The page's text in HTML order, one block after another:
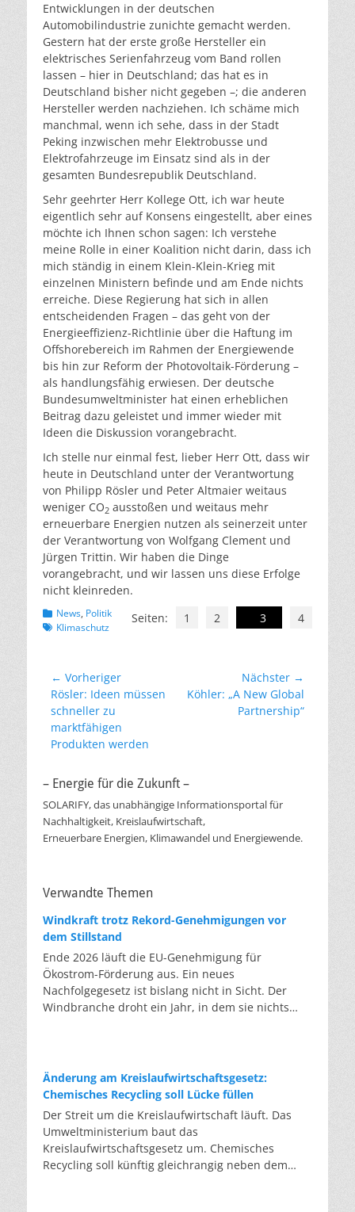
Entwicklungen in der deutschen
Automobilindustrie zunichte gemacht werden.
Gestern hat der erste große Hersteller ein
elektrisches Serienfahrzeug vom Band rollen
lassen – hier in Deutschland; das hat es in
Deutschland bisher nicht gegeben –; die anderen
Hersteller werden nachziehen. Ich schäme mich
manchmal, wenn ich sehe, dass in der Stadt
Peking inzwischen mehr Elektrobusse und
Elektrofahrzeuge im Einsatz sind als in der
gesamten Bundesrepublik Deutschland.
Sehr geehrter Herr Kollege Ott, ich war heute
eigentlich sehr auf Konsens eingestellt, aber eines
möchte ich Ihnen schon sagen: Ich verstehe
meine Rolle in einer Koalition nicht darin, dass ich
mich ständig in einem Klein-Klein-Krieg mit
einzelnen Ministern befinde und am Ende nichts
erreiche. Diese Regierung hat sich in allen
entscheidenden Fragen – das geht von der
Energieeffizienz-Richtlinie über die Haftung im
Offshorebereich im Rahmen der Energiewende
bis hin zur Reform der Photovoltaik-Förderung –
als handlungsfähig erwiesen. Der deutsche
Bundesumweltminister hat einen erheblichen
Beitrag dazu geleistet und immer wieder mit
Ideen die Diskussion vorangebracht.
Ich stelle nur einmal fest, lieber Herr Ott, dass wir
heute in Deutschland unter der Verantwortung
von Philipp Rösler und Peter Altmaier weitaus
weniger CO2 ausstoßen und weitaus mehr
erneuerbare Energien nutzen als seinerzeit unter
der Verantwortung von Wolfgang Clement und
Jürgen Trittin. Wir haben die Dinge
vorangebracht, und wir lassen uns diese Erfolge
nicht kleinreden.
Seiten:
1 2 3 4
Kategorien
News, Politik
Schlagworte
Klimaschutz
Beitragsnavigation
← Vorheriger
Vorheriger
Beitrag:
Rösler: Ideen müssen
schneller zu
marktfähigen
Produkten werden
Nächster →
Nächster
Köhler: „A New Global
Partnership“
– Energie für die Zukunft –
SOLARIFY, das unabhängige Informationsportal für
Nachhaltigkeit, Kreislaufwirtschaft,
Erneuerbare Energien, Klimawandel und Energiewende.
Verwandte Themen
Windkraft trotz Rekord-Genehmigungen vor
dem Stillstand
Ende 2026 läuft die EU-Genehmigung für
Ökostrom-Förderung aus. Ein neues
Nachfolgegesetz ist bislang nicht in Sicht. Der
Windbranche droht ein Jahr, in dem sie nichts
die Verfahren laufen heute deutlich schneller. Die
Halbjahresbilanz der Branche bestätigt dieses
Muster: So viele Windräder wie nie zuvor wurden
genehmigt, doch im ersten Halbjahr gingen netto
nur rund zwei Gigawatt ans Netz. Der Bestand
liegt damit bei etwa 70 Gigawatt. Das gesetzliche
Zwischenziel von 84 Gigawatt zum Jahresende ist
Änderung am Kreislaufwirtschaftsgesetz:
Chemisches Recycling soll Lücke füllen
Der Streit um die Kreislaufwirtschaft läuft. Das
Umweltministerium baut das
Kreislaufwirtschaftsgesetz um. Chemisches
Recycling soll künftig gleichrangig neben dem